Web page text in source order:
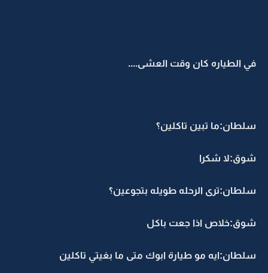
في الطياره كان وقت العشى....
سلطان:ما تبين تاكلين؟
شوق:لا شكرا
سلطان:ترى الرحله طويله بتجوعين؟
شوق:خلاص اذا جعت باكل
سلطان:ايه مو طيارة ابوك متى ما بغيتي تاكلين